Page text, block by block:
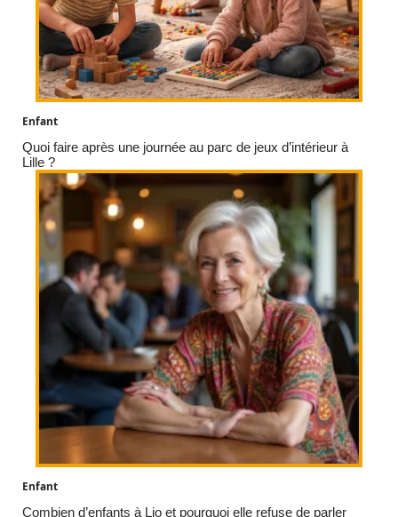
Enfant
Quoi faire après une journée au parc de jeux d’intérieur à
Lille ?
Enfant
Combien d’enfants à Lio et pourquoi elle refuse de parler